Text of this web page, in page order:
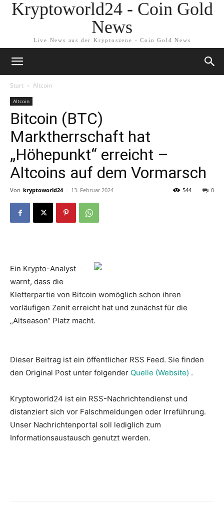
Kryptoworld24 - Coin Gold
News
Live News aus der Kryptoszene - Coin Gold News
Start Altcoin
Altcoin
Bitcoin (BTC)
Marktherrschaft hat
„Höhepunkt“ erreicht –
Altcoins auf dem Vormarsch
Von kryptoworld24 - 13. Februar 2024 0
544
Ein Krypto-Analyst
warnt, dass die
Kletterpartie von Bitcoin womöglich schon ihren
vorläufigen Zenit erreicht hat und zunächst für die
„Altseason“ Platz macht.
Dieser Beitrag ist ein öffentlicher RSS Feed. Sie finden
den Original Post unter folgender Quelle (Website) .
Kryptoworld24 ist ein RSS-Nachrichtendienst und
distanziert sich vor Falschmeldungen oder Irreführung.
Unser Nachrichtenportal soll lediglich zum
Informationsaustausch genutzt werden.